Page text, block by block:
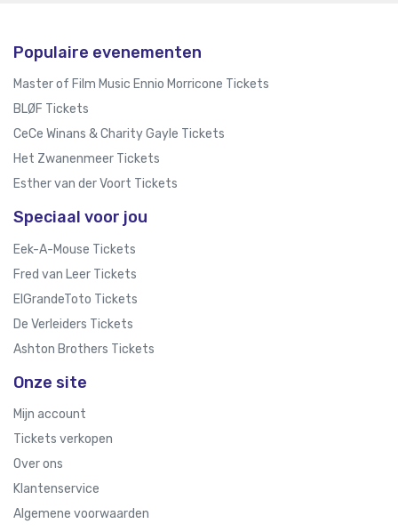
Populaire evenementen
Master of Film Music Ennio Morricone Tickets
BLØF Tickets
CeCe Winans & Charity Gayle Tickets
Het Zwanenmeer Tickets
Esther van der Voort Tickets
Speciaal voor jou
Eek-A-Mouse Tickets
Fred van Leer Tickets
ElGrandeToto Tickets
De Verleiders Tickets
Ashton Brothers Tickets
Onze site
Mijn account
Tickets verkopen
Over ons
Klantenservice
Algemene voorwaarden